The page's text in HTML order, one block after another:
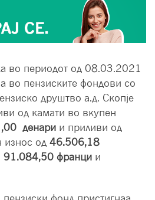
во периодот од 08.03.2021
во пензиските фондови со
друштво а.д. Скопје
од камати во вкупен
денари и приливи од
износ од 46.506,18
91.084,50 франци и